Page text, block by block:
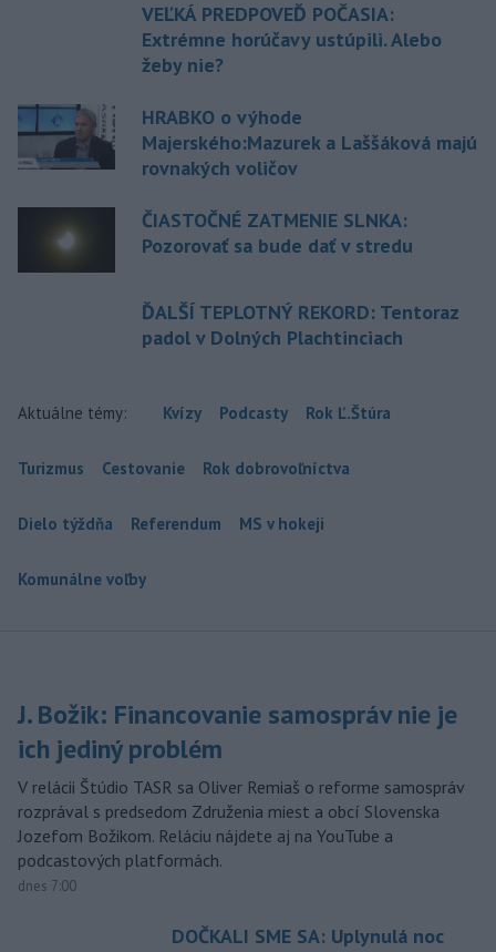
VEĽKÁ PREDPOVEĎ POČASIA:
Extrémne horúčavy ustúpili. Alebo
žeby nie?
HRABKO o výhode
Majerského:Mazurek a Laššáková majú
rovnakých voličov
ČIASTOČNÉ ZATMENIE SLNKA:
Pozorovať sa bude dať v stredu
ĎALŠÍ TEPLOTNÝ REKORD: Tentoraz
padol v Dolných Plachtinciach
Aktuálne témy: Kvízy Podcasty Rok Ľ.Štúra
Turizmus Cestovanie Rok dobrovoľníctva
Dielo týždňa Referendum MS v hokeji
Komunálne voľby
J. Božik: Financovanie samospráv nie je
ich jediný problém
V relácii Štúdio TASR sa Oliver Remiaš o reforme samospráv
rozprával s predsedom Združenia miest a obcí Slovenska
Jozefom Božikom. Reláciu nájdete aj na YouTube a
podcastových platformách.
dnes 7:00
DOČKALI SME SA: Uplynulá noc